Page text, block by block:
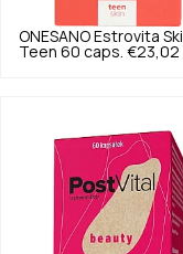
ONESANO Estrovita
Teen 60 caps. €23,02